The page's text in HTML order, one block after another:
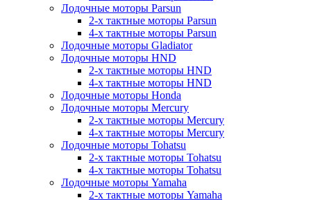
Лодочные моторы Parsun
2-х тактные моторы Parsun
4-х тактные моторы Parsun
Лодочные моторы Gladiator
Лодочные моторы HND
2-х тактные моторы HND
4-х тактные моторы HND
Лодочные моторы Honda
Лодочные моторы Mercury
2-х тактные моторы Mercury
4-х тактные моторы Mercury
Лодочные моторы Tohatsu
2-х тактные моторы Tohatsu
4-х тактные моторы Tohatsu
Лодочные моторы Yamaha
2-х тактные моторы Yamaha